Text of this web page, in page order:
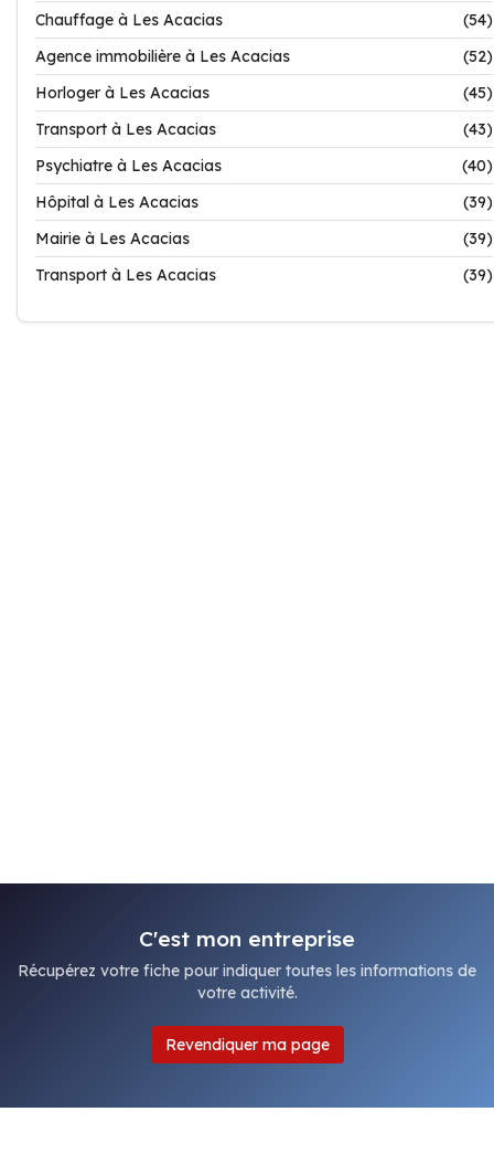
Chauffage à Les Acacias
(54)
Agence immobilière à Les Acacias
(52)
Horloger à Les Acacias
(45)
Transport à Les Acacias
(43)
Psychiatre à Les Acacias
(40)
Hôpital à Les Acacias
(39)
Mairie à Les Acacias
(39)
Transport à Les Acacias
(39)
C'est mon entreprise
Récupérez votre fiche pour indiquer toutes les informations de
votre activité.
Revendiquer ma page